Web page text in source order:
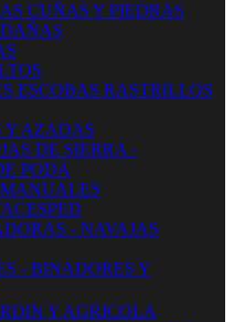
CUÑAS Y PIEDRAS
ESCOBAS RASTRILLOS
Y AZADAS
DE SIERRA -
PODA
- NAVAJAS
- BINADORES Y
Y AGRICOLA